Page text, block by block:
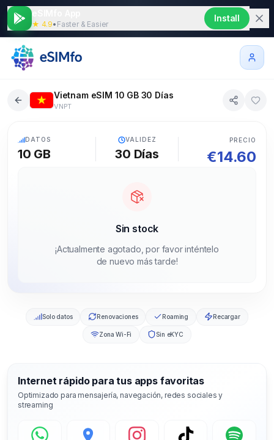
★ 4.9• Faster & Easier
Install
Vietnam eSIM 10 GB 30 Días
VNPT
DATOS
10 GB
VALIDEZ
30 Días
PRECIO
€14.60
Sin stock
¡Actualmente agotado, por favor inténtelo
de nuevo más tarde!
Solo datos Renovaciones Roaming Recargar
Zona Wi-Fi Sin eKYC
Internet rápido para tus apps favoritas
Optimizado para mensajería, navegación, redes sociales y
streaming